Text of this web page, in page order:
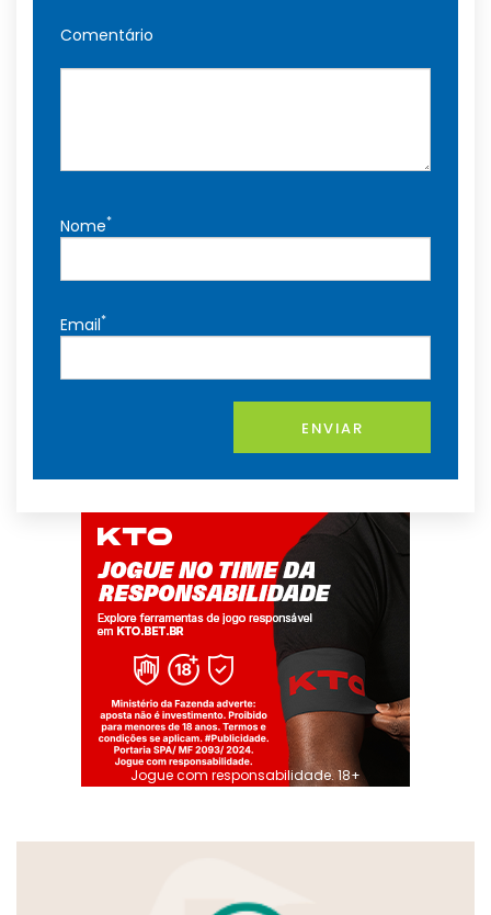
Comentário
Nome*
Email*
ENVIAR
Jogue com responsabilidade. 18+